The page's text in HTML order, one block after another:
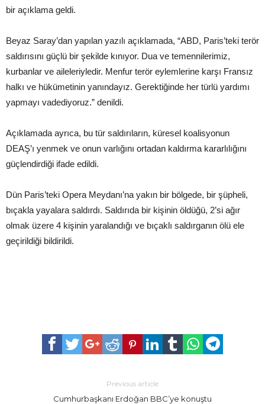
bir açıklama geldi.
Beyaz Saray’dan yapılan yazılı açıklamada, “ABD, Paris’teki terör
saldırısını güçlü bir şekilde kınıyor. Dua ve temennilerimiz,
kurbanlar ve aileleriyledir. Menfur terör eylemlerine karşı Fransız
halkı ve hükümetinin yanındayız. Gerektiğinde her türlü yardımı
yapmayı vadediyoruz.” denildi.
Açıklamada ayrıca, bu tür saldırıların, küresel koalisyonun
DEAŞ’ı yenmek ve onun varlığını ortadan kaldırma kararlılığını
güçlendirdiği ifade edildi.
Dün Paris’teki Opera Meydanı’na yakın bir bölgede, bir şüpheli,
bıçakla yayalara saldırdı. Saldırıda bir kişinin öldüğü, 2’si ağır
olmak üzere 4 kişinin yaralandığı ve bıçaklı saldırganın ölü ele
geçirildiği bildirildi.
Previous article
Cumhurbaşkanı Erdoğan BBC’ye konuştu